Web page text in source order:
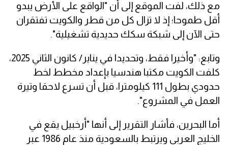
مع ذلك، لفت الموقع إلى أن "الواقع على الأرض يبدو
أقل طموحا؛ إذ لا تزال كل من قطر والكويت تفتقران
حتى الآن إلى شبكة سكك حديدية تشغيلية".
وتابع: "وأخيرا فقط، وتحديدا في يناير/ كانون الثاني 2025،
كلفت الكويت مكتبا هندسيا بإعداد مخطط لخط
حدودي بطول 111 كيلومترا، قبل أن تسرع لاحقا وتيرة
العمل في المشروع".
أما البحرين، فأشار التقرير إلى أنها "أرخبيل يقع في
الخليج العربي ويرتبط بالسعودية منذ عام 1986 عبر